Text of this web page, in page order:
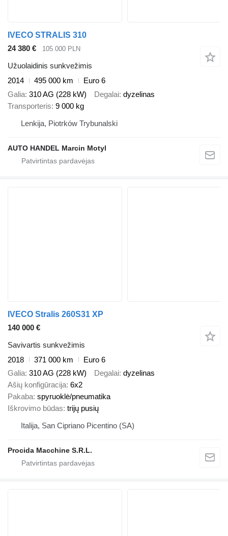
IVECO STRALIS 310
24 380 €
105 000 PLN
Užuolaidinis sunkvežimis
2014
495 000 km
Euro 6
Galia 310 AG (228 kW) Degalai dyzelinas
Transporteris 9 000 kg
Lenkija, Piotrków Trybunalski
AUTO HANDEL Marcin Motyl
IVECO Stralis 260S31 XP
140 000 €
Savivartis sunkvežimis
2018
371 000 km
Euro 6
Galia 310 AG (228 kW) Degalai dyzelinas
Ašių konfigūracija 6x2
Pakaba spyruoklė/pneumatika
Iškrovimo būdas trijų pusių
Italija, San Cipriano Picentino (SA)
Procida Macchine S.R.L.